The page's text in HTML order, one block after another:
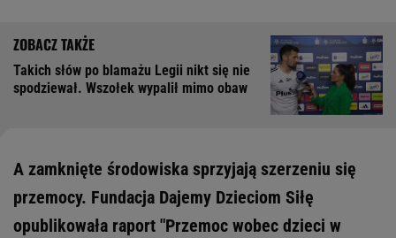
Takich słów po blamażu Legii nikt się nie
spodziewał. Wszołek wypalił mimo obaw
A zamknięte środowiska sprzyjają szerzeniu się
przemocy. Fundacja Dajemy Dzieciom Siłę
opublikowała raport "Przemoc wobec dzieci w